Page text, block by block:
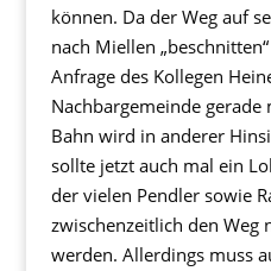
können. Da der Weg auf
nach Miellen
Anfrage des Kollegen
Nachbargemeinde
Bahn wird in anderer
sollte jetzt auch mal ein
der vielen Pendler sowie
zwischenzeitlich den Weg
werden. Allerdings muss